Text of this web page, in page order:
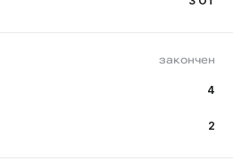
закончен
4
2